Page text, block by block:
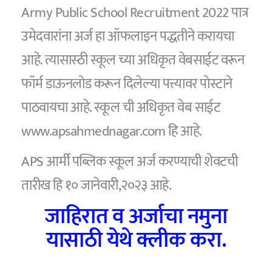
Army Public School Recruitment 2022 पात्र
उमेदवारांना अर्ज हा ऑफलाइन पद्धतीने करायचा
आहे. त्यासास्ठी स्कूल च्या अधिकृत वेबसाईट वरून
फॉर्म डाऊनलोड करून दिलेल्या पत्त्यावर पोस्टाने
पाठवायचा आहे. स्कूल ची अधिकृत वेब साईट
www.apsahmednagar.com हि आहे.
APS आर्मी पब्लिक स्कूल अर्ज करण्याची शेवटची
तारीख हि १० जानेवारी,२०२३ आहे.
जाहिरात व अर्जाचा नमुना
यासाठी येथे क्लीक करा.